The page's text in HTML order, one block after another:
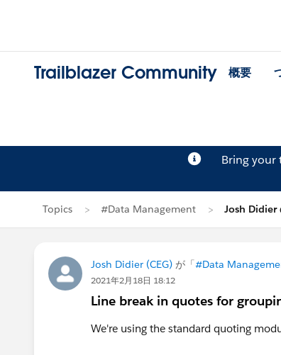
Trailblazer Community 概要
Bring your
Topics #Data Management Josh Didier
Josh Didier (CEG) が「#Data
2021年2月18日 18:12
Line break in quotes for
We're using the standard quoting